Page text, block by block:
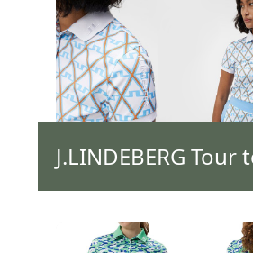
J.LINDEBERG Tour